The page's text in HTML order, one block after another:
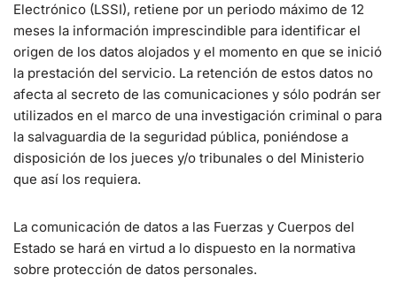
Electrónico (LSSI), retiene por un periodo máximo de 12
meses la información imprescindible para identificar el
origen de los datos alojados y el momento en que se inició
la prestación del servicio. La retención de estos datos no
afecta al secreto de las comunicaciones y sólo podrán ser
utilizados en el marco de una investigación criminal o para
la salvaguardia de la seguridad pública, poniéndose a
disposición de los jueces y/o tribunales o del Ministerio
que así los requiera.
La comunicación de datos a las Fuerzas y Cuerpos del
Estado se hará en virtud a lo dispuesto en la normativa
sobre protección de datos personales.